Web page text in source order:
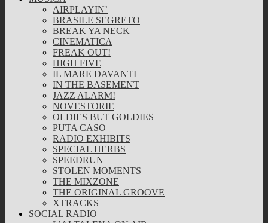
AIRPLAYIN’
BRASILE SEGRETO
BREAK YA NECK
CINEMATICA
FREAK OUT!
HIGH FIVE
IL MARE DAVANTI
IN THE BASEMENT
JAZZ ALARM!
NOVESTORIE
OLDIES BUT GOLDIES
PUTA CASO
RADIO EXHIBITS
SPECIAL HERBS
SPEEDRUN
STOLEN MOMENTS
THE MIXZONE
THE ORIGINAL GROOVE
XTRACKS
SOCIAL RADIO